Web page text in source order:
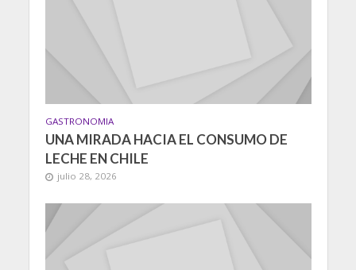
GASTRONOMIA
UNA MIRADA HACIA EL CONSUMO DE
LECHE EN CHILE
julio 28, 2026